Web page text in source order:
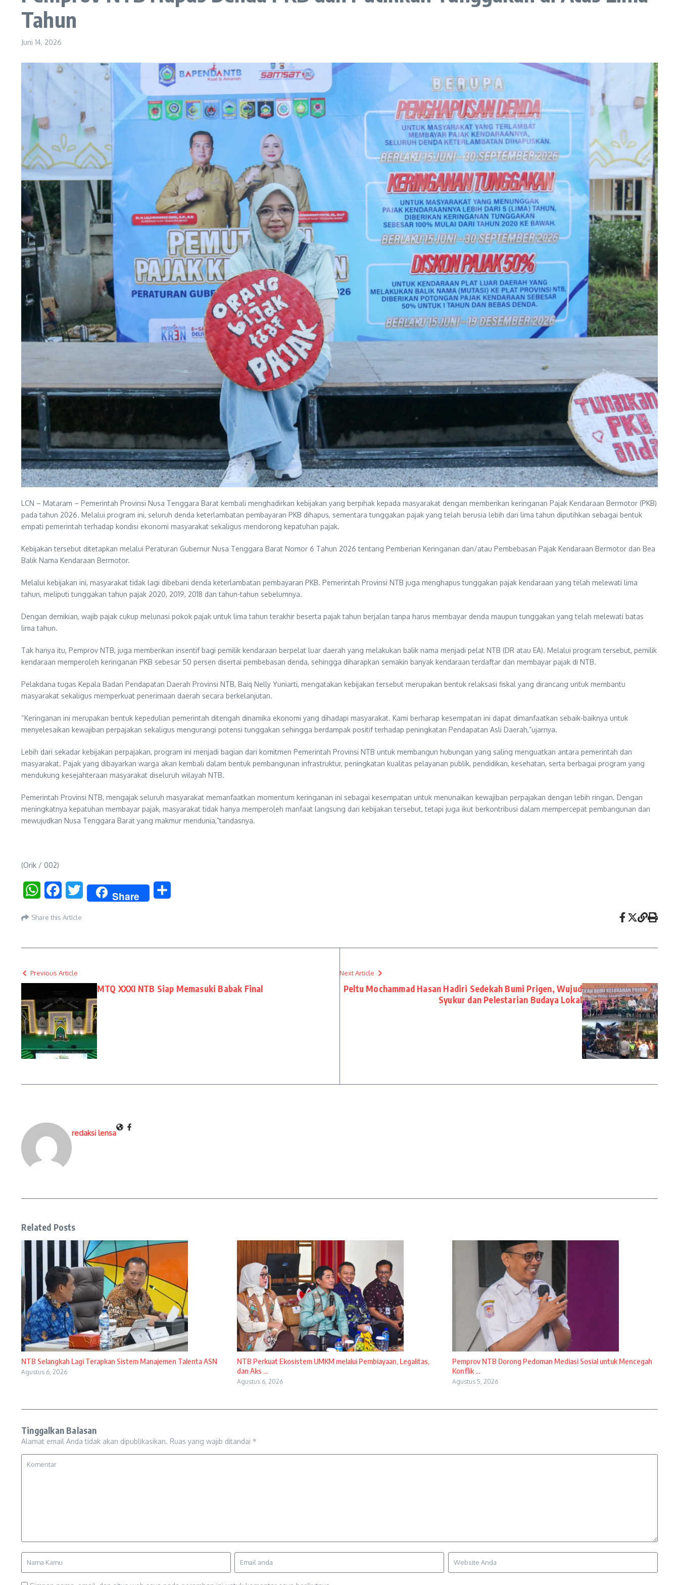
Tahun
Juni 14, 2026
LCN – Mataram – Pemerintah Provinsi Nusa Tenggara Barat kembali menghadirkan kebijakan yang berpihak kepada masyarakat dengan memberikan keringanan Pajak Kendaraan Bermotor (PKB)
pada tahun 2026. Melalui program ini, seluruh denda keterlambatan pembayaran PKB dihapus, sementara tunggakan pajak yang telah berusia lebih dari lima tahun diputihkan sebagai bentuk
empati pemerintah terhadap kondisi ekonomi masyarakat sekaligus mendorong kepatuhan pajak.
Kebijakan tersebut ditetapkan melalui Peraturan Gubernur Nusa Tenggara Barat Nomor 6 Tahun 2026 tentang Pemberian Keringanan dan/atau Pembebasan Pajak Kendaraan Bermotor dan Bea
Balik Nama Kendaraan Bermotor.
Melalui kebijakan ini, masyarakat tidak lagi dibebani denda keterlambatan pembayaran PKB. Pemerintah Provinsi NTB juga menghapus tunggakan pajak kendaraan yang telah melewati lima
tahun, meliputi tunggakan tahun pajak 2020, 2019, 2018 dan tahun-tahun sebelumnya.
Dengan demikian, wajib pajak cukup melunasi pokok pajak untuk lima tahun terakhir beserta pajak tahun berjalan tanpa harus membayar denda maupun tunggakan yang telah melewati batas
lima tahun.
Tak hanya itu, Pemprov NTB, juga memberikan insentif bagi pemilik kendaraan berpelat luar daerah yang melakukan balik nama menjadi pelat NTB (DR atau EA). Melalui program tersebut, pemilik
kendaraan memperoleh keringanan PKB sebesar 50 persen disertai pembebasan denda, sehingga diharapkan semakin banyak kendaraan terdaftar dan membayar pajak di NTB.
Pelakdana tugas Kepala Badan Pendapatan Daerah Provinsi NTB, Baiq Nelly Yuniarti, mengatakan kebijakan tersebut merupakan bentuk relaksasi fiskal yang dirancang untuk membantu
masyarakat sekaligus memperkuat penerimaan daerah secara berkelanjutan.
“Keringanan ini merupakan bentuk kepedulian pemerintah ditengah dinamika ekonomi yang dihadapi masyarakat. Kami berharap kesempatan ini dapat dimanfaatkan sebaik-baiknya untuk
menyelesaikan kewajiban perpajakan sekaligus mengurangi potensi tunggakan sehingga berdampak positif terhadap peningkatan Pendapatan Asli Daerah,”ujarnya.
Lebih dari sekadar kebijakan perpajakan, program ini menjadi bagian dari komitmen Pemerintah Provinsi NTB untuk membangun hubungan yang saling menguatkan antara pemerintah dan
masyarakat. Pajak yang dibayarkan warga akan kembali dalam bentuk pembangunan infrastruktur, peningkatan kualitas pelayanan publik, pendidikan, kesehatan, serta berbagai program yang
mendukung kesejahteraan masyarakat diseluruh wilayah NTB.
Pemerintah Provinsi NTB, mengajak seluruh masyarakat memanfaatkan momentum keringanan ini sebagai kesempatan untuk menunaikan kewajiban perpajakan dengan lebih ringan. Dengan
meningkatnya kepatuhan membayar pajak, masyarakat tidak hanya memperoleh manfaat langsung dari kebijakan tersebut, tetapi juga ikut berkontribusi dalam mempercepat pembangunan dan
mewujudkan Nusa Tenggara Barat yang makmur mendunia,”tandasnya.
(Orik / 002)
WhatsAppFacebookTwitter Share
Share this Article
Previous Article
MTQ XXXI NTB Siap Memasuki Babak Final
Next Article
Peltu Mochammad Hasan Hadiri Sedekah Bumi Prigen, Wujud
Syukur dan Pelestarian Budaya Lokal
redaksi lensa
Related Posts
NTB Selangkah Lagi Terapkan Sistem Manajemen Talenta ASN
Agustus 6, 2026
NTB Perkuat Ekosistem UMKM melalui Pembiayaan, Legalitas,
dan Aks ...
Agustus 6, 2026
Pemprov NTB Dorong Pedoman Mediasi Sosial untuk Mencegah
Konflik ...
Agustus 5, 2026
Tinggalkan Balasan
Alamat email Anda tidak akan dipublikasikan. Ruas yang wajib ditandai *